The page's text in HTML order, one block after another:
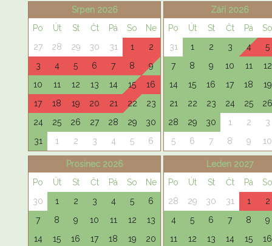
Srpen 2026
Po
Út St Čt Pá So
Ne
27
28 29 30 31 1
2
3
4 5 6 7 8
9
10
11 12 13 14 15
16
17
18 19 20 21 22
23
24
25 26 27 28 29
30
31
1 2 3 4 5 6
Září 2026
Po
Út St Čt Pá
So
31
1 2 3 4
5
7
8 9 10 11
12
14
15 16 17 18
19
21
22 23 24 25
26
28
29 30 1 2
3
5
6 7 8 9 10
Prosinec 2026
Po
Út St Čt Pá So
Ne
30
1 2 3 4 5
6
7
8 9 10 11 12
13
14
15 16 17 18 19
20
Leden 2027
Po
Út St Čt Pá
So
28
29 30 31 1
2
4
5 6 7 8
9
11
12 13 14 15
16